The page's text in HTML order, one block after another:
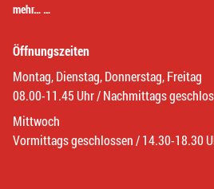
mehr… …
Öffnungszeiten
Montag, Dienstag, Donnerstag, Freitag
08.00-11.45 Uhr / Nachmittags
Mittwoch
Vormittags geschlossen / 14.30-18.30